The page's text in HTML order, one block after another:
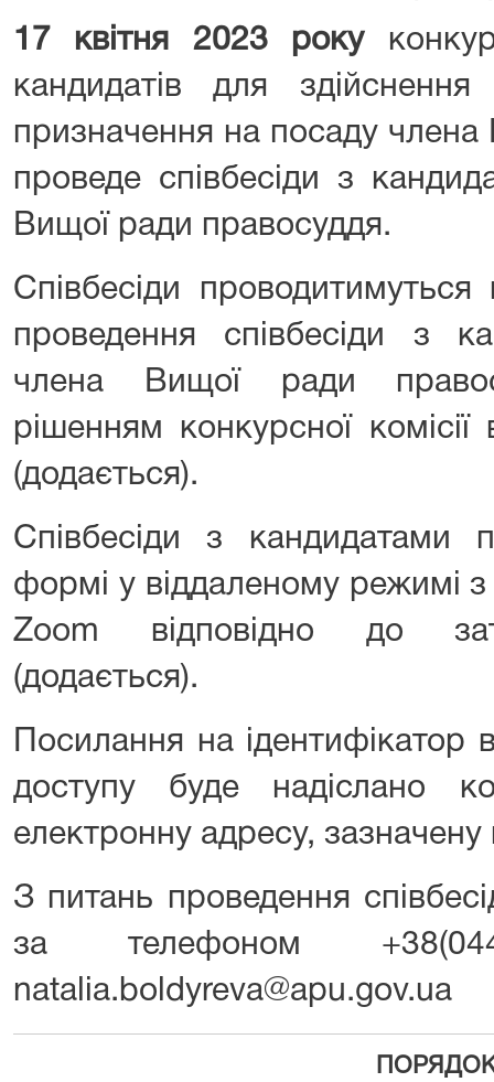
17 квітня 2023 року
кандидатів для
призначення на посаду
проведе співбесіди з
Вищої ради правосуддя.
Співбесіди
проведення співбесіди з
члена Вищої ради
рішенням конкурсної
(додається).
Співбесіди з кандидатами
формі у віддаленому режимі
Zoom відповідно до
(додається).
Посилання на ідентифікатор
доступу буде надіслано
електронну адресу, зазначену
З питань проведення
за телефоном
natalia.boldyreva@apu.gov.ua